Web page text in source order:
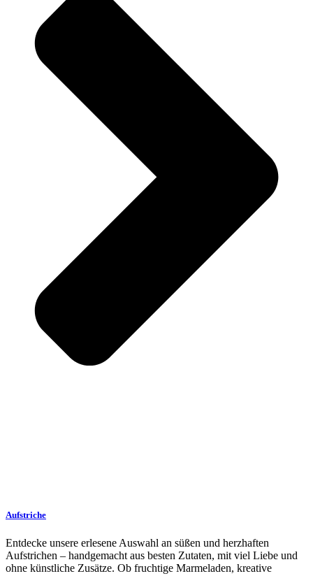
Aufstriche
Entdecke unsere erlesene Auswahl an süßen und herzhaften
Aufstrichen – handgemacht aus besten Zutaten, mit viel Liebe und
ohne künstliche Zusätze. Ob fruchtige Marmeladen, kreative